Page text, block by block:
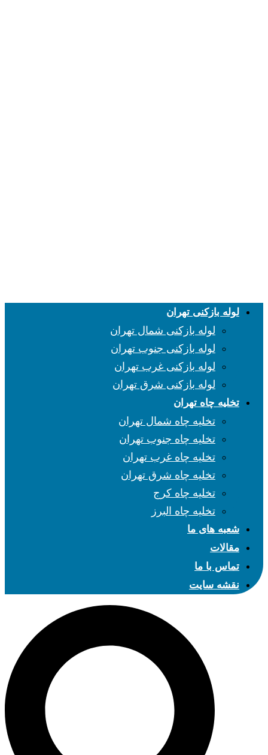
لوله بازکنی تهران
لوله بازکنی شمال تهران
لوله بازکنی جنوب تهران
لوله بازکنی غرب تهران
لوله بازکنی شرق تهران
تخلیه چاه تهران
تخلیه چاه شمال تهران
تخلیه چاه جنوب تهران
تخلیه چاه غرب تهران
تخلیه چاه شرق تهران
تخلیه چاه کرج
تخلیه چاه البرز
شعبه های ما
مقالات
تماس با ما
نقشه سایت